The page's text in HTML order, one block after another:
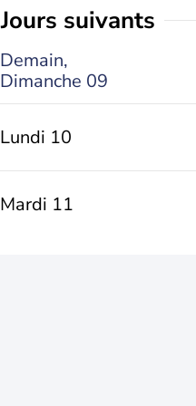
jours suivants
Demain,
Dimanche 09
Lundi 10
Mardi 11